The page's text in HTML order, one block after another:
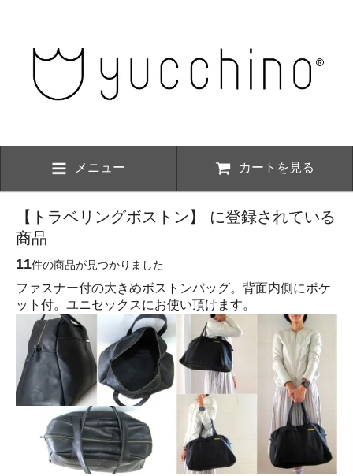
メニュー カートを見る
【トラベリングボストン】 に登録されている
商品
11件の商品が見つかりました
ファスナー付の大きめボストンバッグ。背面内側にポケ
ット付。ユニセックスにお使い頂けます。